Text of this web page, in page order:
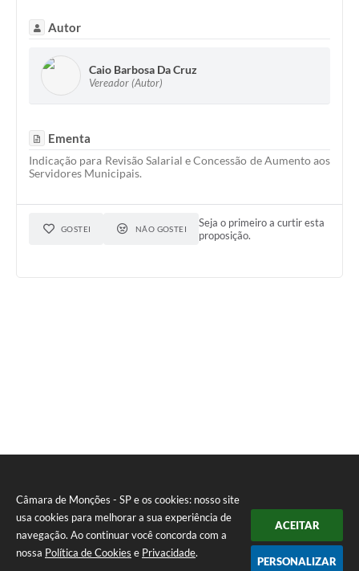
Câmara de Monções - SP e os cookies: nosso site
usa cookies para melhorar a sua experiência de
navegação. Ao continuar você concorda com a
nossa Política de Cookies e Privacidade.
ACEITAR
PERSONALIZAR
Autor
Caio Barbosa Da Cruz
Vereador (Autor)
Ementa
Indicação para Revisão Salarial e Concessão de Aumento aos
Servidores Municipais.
GOSTEI NÃO GOSTEI
Seja o primeiro a curtir esta
proposição.